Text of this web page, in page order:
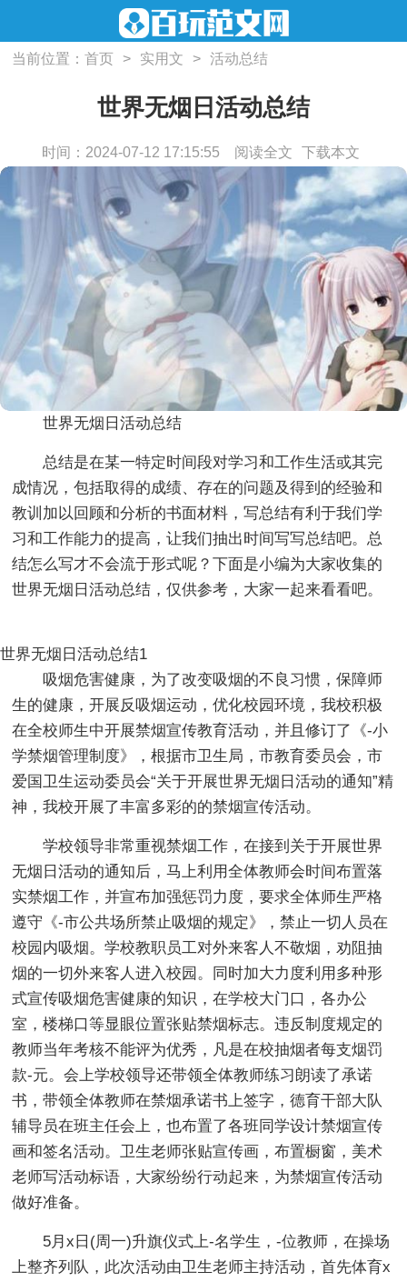
当前位置：首页 > 实用文 > 活动总结
世界无烟日活动总结
时间：2024-07-12 17:15:55 阅读全文 下载本文
世界无烟日活动总结
总结是在某一特定时间段对学习和工作生活或其完
成情况，包括取得的成绩、存在的问题及得到的经验和
教训加以回顾和分析的书面材料，写总结有利于我们学
习和工作能力的提高，让我们抽出时间写写总结吧。总
结怎么写才不会流于形式呢？下面是小编为大家收集的
世界无烟日活动总结，仅供参考，大家一起来看看吧。
世界无烟日活动总结1
吸烟危害健康，为了改变吸烟的不良习惯，保障师
生的健康，开展反吸烟运动，优化校园环境，我校积极
在全校师生中开展禁烟宣传教育活动，并且修订了《-小
学禁烟管理制度》，根据市卫生局，市教育委员会，市
爱国卫生运动委员会“关于开展世界无烟日活动的通知”精
神，我校开展了丰富多彩的的禁烟宣传活动。
学校领导非常重视禁烟工作，在接到关于开展世界
无烟日活动的通知后，马上利用全体教师会时间布置落
实禁烟工作，并宣布加强惩罚力度，要求全体师生严格
遵守《-市公共场所禁止吸烟的规定》，禁止一切人员在
校园内吸烟。学校教职员工对外来客人不敬烟，劝阻抽
烟的一切外来客人进入校园。同时加大力度利用多种形
式宣传吸烟危害健康的知识，在学校大门口，各办公
室，楼梯口等显眼位置张贴禁烟标志。违反制度规定的
教师当年考核不能评为优秀，凡是在校抽烟者每支烟罚
款-元。会上学校领导还带领全体教师练习朗读了承诺
书，带领全体教师在禁烟承诺书上签字，德育干部大队
辅导员在班主任会上，也布置了各班同学设计禁烟宣传
画和签名活动。卫生老师张贴宣传画，布置橱窗，美术
老师写活动标语，大家纷纷行动起来，为禁烟宣传活动
做好准备。
5月x日(周一)升旗仪式上-名学生，-位教师，在操场
上整齐列队，此次活动由卫生老师主持活动，首先体育x